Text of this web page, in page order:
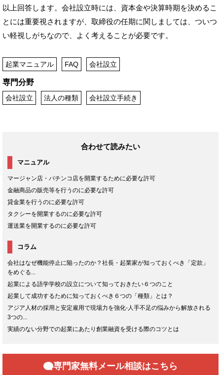
以上回答します。会社設立時には、資本金や決算時期を決めるこ
とには重要視されますが、取締役の任期に関しましては、ついつ
い軽視しがちなので、よく考えることが必要です。
起業マニュアル FAQ 会社設立
専門分野
会社設立 法人の種類 会社設立手続き
合わせて読みたい
マニュアル
マージャン店・パチンコ店を開業するために必要な許可
金融商品の販売等を行うのに必要な許可
貸金業を行うのに必要な許可
タクシーを開業するのに必要な許可
運送業を開業するのに必要な許可
コラム
会社はなぜ機能停止に陥ったのか？社長・起業家が知っておくべき「定款」
をめぐる...
起業による語学学校の設立について知っておきたい６つのこと
起業して成功するために知っておくべき６つの「種類」とは？
アジア人材の採用と安定雇用で現場力を強化-人手不足の悩みから解放される
3つの...
実績のない分野での起業にあたり創業融資を受ける際のコツとは
専門家無料メール相談はこちら